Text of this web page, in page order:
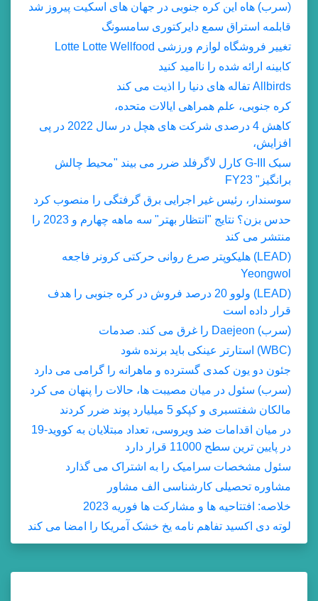
(سرب) هاه این کره جنوبی در جهان های اسکیت پیروز شد
قابلمه استراق سمع دایرکتوری سامسونگ
تغییر فروشگاه لوازم ورزشی Lotte Lotte Wellfood
کابینه ارائه شده را ناامید کنید
Allbirds تفاله های دنیا را اذیت می کند
کره جنوبی، علم همراهی ایالات متحده،
کاهش 4 درصدی شرکت های هچل در سال 2022 در پی
افزایش،
سبک G-III کارل لاگرفلد ضرر می بیند "محیط چالش
برانگیز" FY23
سوسندار، رئیس غیر اجرایی برق گرفتگی را منصوب کرد
حدس بزن؟ نتایج "انتظار بهتر" سه ماهه چهارم و 2023 را
منتشر می کند
(LEAD) هلیکوپتر صرع روانی حرکتی کرونر فاجعه
Yeongwol
(LEAD) ولوو 20 درصد فروش در کره جنوبی را هدف
قرار داده است
(سرب) Daejeon را غرق می کند. صدمات
(WBC) استارتر عینکی باید برنده شود
جئون دو یون کمدی گسترده و ماهرانه را گرامی می دارد
(سرب) سئول در میان مصیبت ها، حالات را پنهان می کرد
مالکان شفتسبری و کپکو 5 میلیارد پوند ضرر کردند
در میان اقدامات ضد ویروسی، تعداد مبتلایان به کووید-19
در پایین ترین سطح 11000 قرار دارد
سئول مشخصات سرامیک را به اشتراک می گذارد
مشاوره تحصیلی کارشناسی الف مشاور
خلاصه: افتتاحیه ها و مشارکت ها فوریه 2023
لوته دی اکسید تفاهم نامه یخ خشک آمریکا را امضا می کند